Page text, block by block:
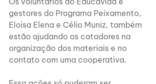
gestores do Programa Peixamento,
Eloisa Elena e Célio Muniz, também
estão ajudando os catadores na
organização dos materiais e no
contato com uma cooperativa.